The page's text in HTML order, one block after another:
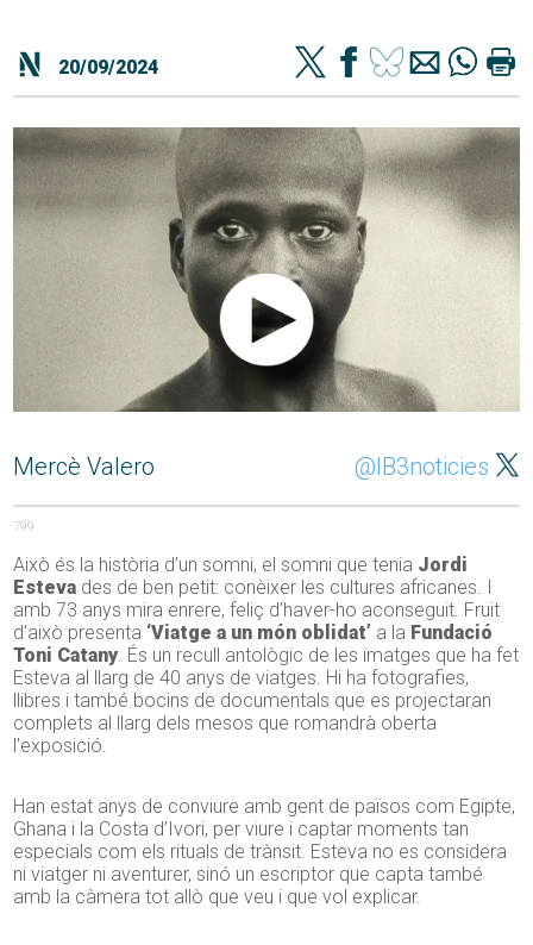
20/09/2024
Mercè Valero @IB3noticies
799
Això és la història d’un somni, el somni que tenia Jordi
Esteva des de ben petit: conèixer les cultures africanes. I
amb 73 anys mira enrere, feliç d’haver-ho aconseguit. Fruit
d’això presenta ‘Viatge a un món oblidat’ a la Fundació
Toni Catany. És un recull antològic de les imatges que ha fet
Esteva al llarg de 40 anys de viatges. Hi ha fotografies,
llibres i també bocins de documentals que es projectaran
complets al llarg dels mesos que romandrà oberta
l’exposició.
Han estat anys de conviure amb gent de països com Egipte,
Ghana i la Costa d’Ivori, per viure i captar moments tan
especials com els rituals de trànsit. Esteva no es considera
ni viatger ni aventurer, sinó un escriptor que capta també
amb la càmera tot allò que veu i que vol explicar.